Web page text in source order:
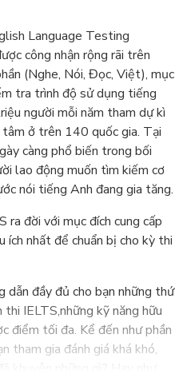
Language Testing
công nhận rộng rãi trên
(Nghe, Nói, Đọc, Việt), mục
tra trình độ sử dụng tiếng
người mỗi năm tham dự kì
ở trên 140 quốc gia. Tại
càng phổ biến trong bối
lao động muốn tìm kiếm cơ
nói tiếng Anh đang gia tăng.
ra đời với mục đích cung cấp
ích nhất để chuẩn bị cho kỳ thi
dẫn đầy đủ cho bạn những thứ
IELTS,những kỹ năng hữu
điểm tối đa. Kể đến như phần
tham gia đánh giá khá khó,